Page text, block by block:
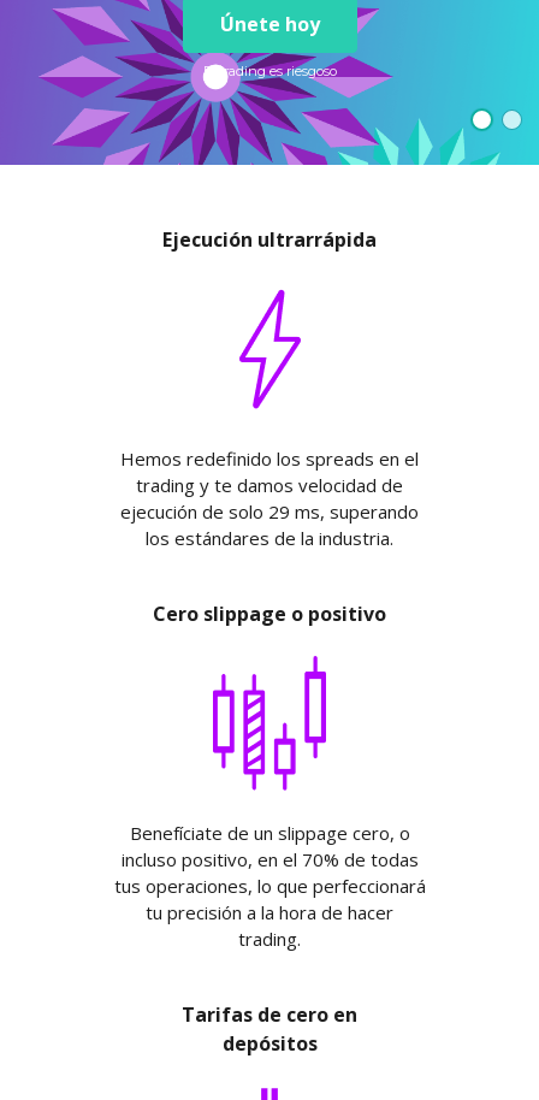
Fondos cotizados (ETFs)
Zero Account
NUEVO
Axiory App
NUEVO
Guía de instalación de cTrader
Transparencia y seguridad
Premios a nivel global
Documentos legales
Preguntas frecuentes
Contáctanos
عربى
English
Русский
Español
日本語 Abrir cuenta real
Prueba una cuenta Demo
Trading is Risky.
Únete hoy
El trading es riesgoso
Ejecución ultrarrápida
Hemos redefinido los spreads en el
trading y te damos velocidad de
ejecución de solo 29 ms, superando
los estándares de la industria.
Cero slippage o positivo
Benefíciate de un slippage cero, o
incluso positivo, en el 70% de todas
tus operaciones, lo que perfeccionará
tu precisión a la hora de hacer
trading.
Tarifas de cero en
depósitos